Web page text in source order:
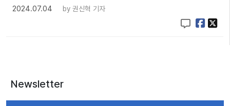
2024.07.04
by 권신혁 기자
Newsletter